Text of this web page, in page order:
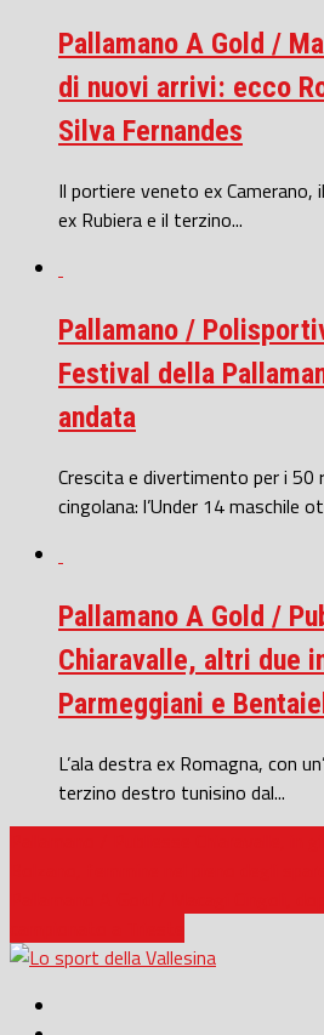
Pallamano A Gold /
di nuovi arrivi: ecco
Silva Fernandes
Il portiere veneto ex
ex Rubiera e il terzino...
Pallamano /
Festival della
andata
Crescita e divertimento per i 50
cingolana: l’Under 14 maschile
Pallamano A Gold /
Chiaravalle, altri due
Parmeggiani e
L’ala destra ex Romagna, con
terzino destro tunisino dal...